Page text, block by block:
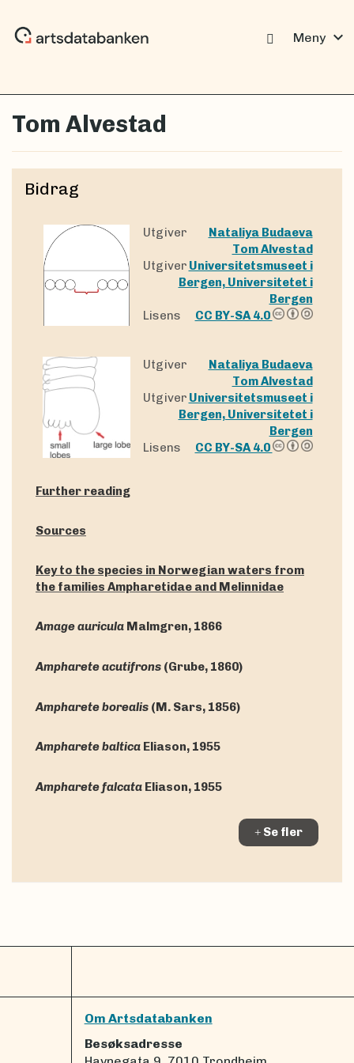
Meny expand_more
Tom Alvestad
Bidrag
Utgiver
Nataliya Budaeva
Tom Alvestad
Utgiver Universitetsmuseet i
Bergen, Universitetet i
Bergen
Lisens
CC BY-SA 4.0
Utgiver
Nataliya Budaeva
Tom Alvestad
Utgiver Universitetsmuseet i
Bergen, Universitetet i
Bergen
Lisens
CC BY-SA 4.0
Further reading
Sources
Key to the species in Norwegian waters from
the families Ampharetidae and Melinnidae
Amage auricula Malmgren, 1866
Ampharete acutifrons (Grube, 1860)
Ampharete borealis (M. Sars, 1856)
Ampharete baltica Eliason, 1955
Ampharete falcata Eliason, 1955
Se fler
Om Artsdatabanken
Besøksadresse